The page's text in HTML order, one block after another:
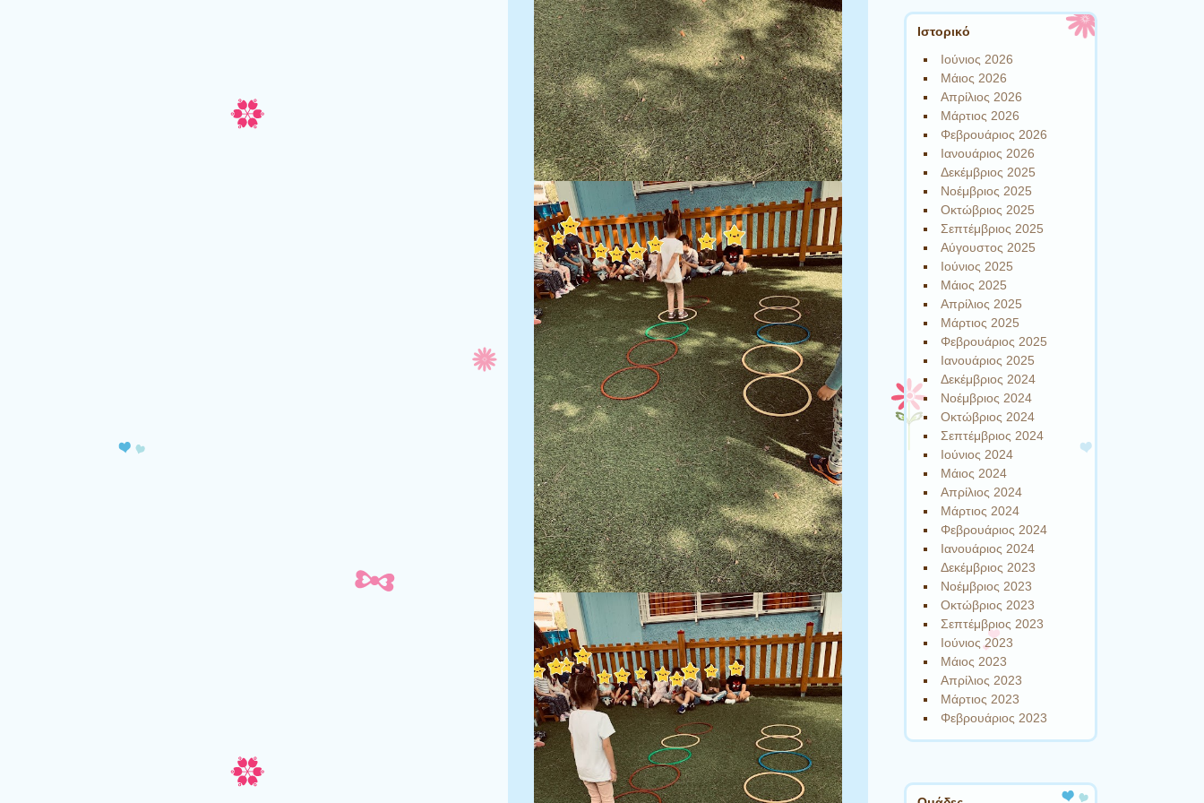
Ιστορικό
Ιούνιος 2026
Μάιος 2026
Απρίλιος 2026
Μάρτιος 2026
Φεβρουάριος 2026
Ιανουάριος 2026
Δεκέμβριος 2025
Νοέμβριος 2025
Οκτώβριος 2025
Σεπτέμβριος 2025
Αύγουστος 2025
Ιούνιος 2025
Μάιος 2025
Απρίλιος 2025
Μάρτιος 2025
Φεβρουάριος 2025
Ιανουάριος 2025
Δεκέμβριος 2024
Νοέμβριος 2024
Οκτώβριος 2024
Σεπτέμβριος 2024
Ιούνιος 2024
Μάιος 2024
Απρίλιος 2024
Μάρτιος 2024
Φεβρουάριος 2024
Ιανουάριος 2024
Δεκέμβριος 2023
Νοέμβριος 2023
Οκτώβριος 2023
Σεπτέμβριος 2023
Ιούνιος 2023
Μάιος 2023
Απρίλιος 2023
Μάρτιος 2023
Φεβρουάριος 2023